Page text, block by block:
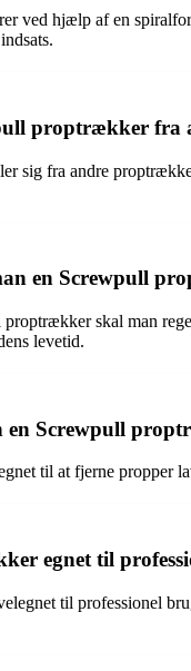
ved hjælp af en
proptrækker fra
sig fra andre
en Screwpull
skal man
levetid.
Screwpull
til at fjerne propper
egnet til
til professionel